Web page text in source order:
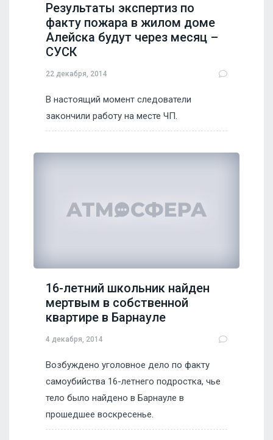
Результаты экспертиз по
факту пожара в жилом доме
Алейска будут через месяц –
СУСК
22 декабря, 2014
В настоящий момент следователи
закончили работу на месте ЧП.
16-летний школьник найден
мертвым в собственной
квартире в Барнауле
4 декабря, 2014
Возбуждено уголовное дело по факту
самоубийства 16-летнего подростка, чье
тело было найдено в Барнауле в
прошедшее воскресенье.